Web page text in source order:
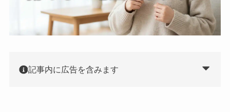
記事内に広告を含みます